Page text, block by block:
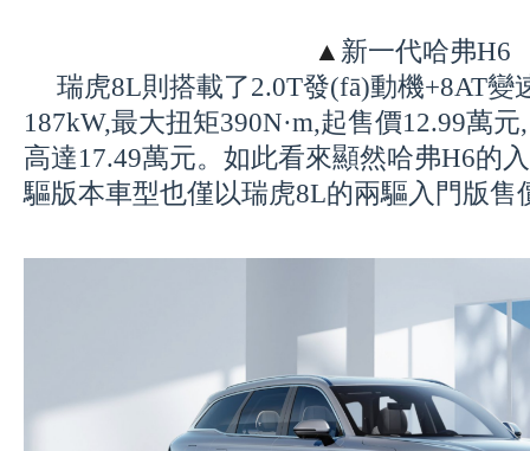
▲ 新一代哈弗H6
瑞虎8L則搭載了2.0T發(fā)動機+8AT變
187kW,最大扭矩390N·m,起售價1 2.99萬元
高達17.49萬元。如此看來顯然哈弗H6
驅版本車型也僅以瑞虎8L的兩驅入門版售